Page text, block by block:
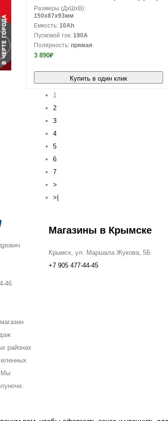
Размеры (ДxШxВ):
150x87x93мм
Емкость: 10Ah
Пусковой ток: 190A
Полярность: прямая
3 890₽
Купить в один клик
1
2
3
4
5
6
7
>
>|
46
районах
Мы
Магазины в Крымске
Крымск, ул. Маршала Жукова, 5Б
+7 905 477-44-45